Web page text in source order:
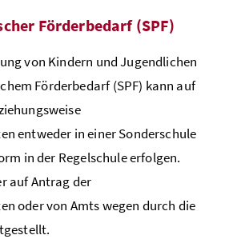
Förderbedarf (SPF)
von Kindern und Jugendlichen
Förderbedarf (SPF) kann auf
entweder in einer Sonderschule
in der Regelschule erfolgen.
auf Antrag der
oder von Amts wegen durch die